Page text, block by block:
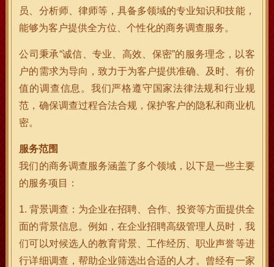
员、分析师、律师等，具备多领域的专业知识和技能，
能够为客户提供全方位、个性化的商务调查服务。
公司秉承“诚信、专业、高效、保密”的服务理念，以客
户的需求为导向，致力于为客户提供准确、及时、有价
值的调查信息。我们严格遵守国家法律法规和行业规
范，确保调查过程合法合规，保护客户的隐私和商业机
密。
服务范围
我们的商务调查服务涵盖了多个领域，以下是一些主要
的服务项目：
1. 背景调查：为企业在招聘、合作、投资等方面提供全
面的背景信息。例如，在企业招聘高级管理人员时，我
们可以对候选人的教育背景、工作经历、职业声誉等进
行详细调查，帮助企业筛选出合适的人才。曾经有一家